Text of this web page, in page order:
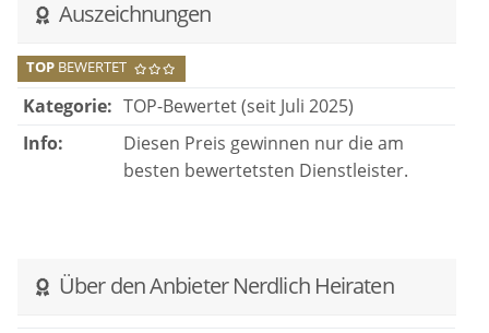
Simone nicht aus der Fassung bringen.
Wir sind so froh darueber Simone gefunden zu
haben und koennen uns nicht vorstellen wie dieser
Tag ohne sie verlaufen waere. Sie wird fuer immer in
unseren Herzen bleiben und wir werden immer
dankbar sein fuer diesen unvergesslichen Tag. Ohne
Auszeichnungen
TOP BEWERTET
Kategorie: TOP-Bewertet (seit Juli 2025)
Info:
Diesen Preis gewinnen nur die am
besten bewertetsten Dienstleister.
Über den Anbieter Nerdlich Heiraten